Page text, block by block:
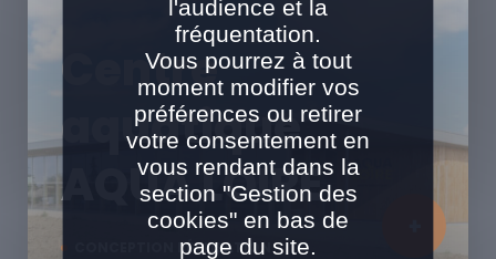
CONCEPTION RÉALISATION
Centre
aquatique
AQUA LOIRE
l'audience et la
fréquentation.
Vous pourrez à tout
moment modifier vos
préférences ou retirer
votre consentement en
vous rendant dans la
section "Gestion des
cookies" en bas de
page du site.